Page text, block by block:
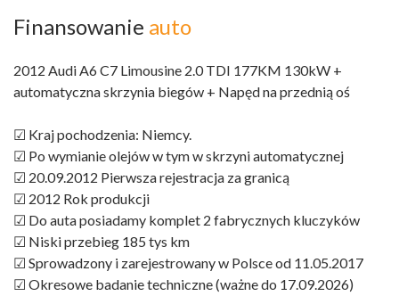
Finansowanie auto
2012 Audi A6 C7 Limousine 2.0 TDI 177KM 130kW +
automatyczna skrzynia biegów + Napęd na przednią oś
☑ Kraj pochodzenia: Niemcy.
☑ Po wymianie olejów w tym w skrzyni automatycznej
☑ 20.09.2012 Pierwsza rejestracja za granicą
☑ 2012 Rok produkcji
☑ Do auta posiadamy komplet 2 fabrycznych kluczyków
☑ Niski przebieg 185 tys km
☑ Sprowadzony i zarejestrowany w Polsce od 11.05.2017
☑ Okresowe badanie techniczne (ważne do 17.09.2026)